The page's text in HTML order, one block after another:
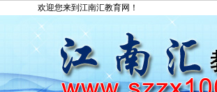
欢迎您来到江南汇教育网！